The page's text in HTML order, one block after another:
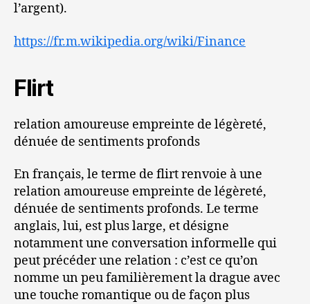
l’argent).
https://fr.m.wikipedia.org/wiki/Finance
Flirt
relation amoureuse empreinte de légèreté,
dénuée de sentiments profonds
En français, le terme de flirt renvoie à une
relation amoureuse empreinte de légèreté,
dénuée de sentiments profonds. Le terme
anglais, lui, est plus large, et désigne
notamment une conversation informelle qui
peut précéder une relation : c’est ce qu’on
nomme un peu familièrement la drague avec
une touche romantique ou de façon plus